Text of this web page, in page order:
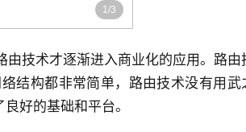
1/3
技术才逐渐进入商业化的应用。路由
结构都非常简单，路由技术没有用武
好的基础和平台。